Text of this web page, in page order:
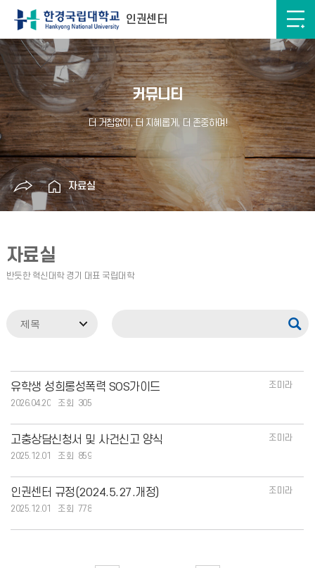
인권센터
커뮤니티
자료실
자료실
유학생 성희롱성폭력 SOS가이드
조미라
2026.04.20
305
고충상담신청서 및 사건신고 양식
조미라
2025.12.01
859
인권센터 규정(2024.5.27.개정)
조미라
2025.12.01
778